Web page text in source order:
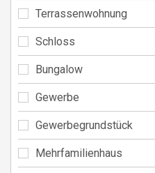
Terrassenwohnung
Schloss
Bungalow
Gewerbe
Gewerbegrundstück
Mehrfamilienhaus